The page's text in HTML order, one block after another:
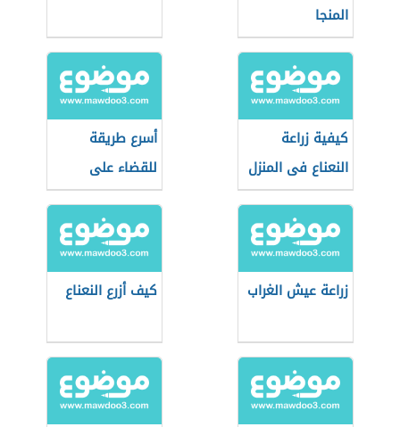
المنجا
كيفية زراعة
النعناع فى المنزل
أسرع طريقة
للقضاء على
النجيل
زراعة عيش الغراب كيف أزرع النعناع